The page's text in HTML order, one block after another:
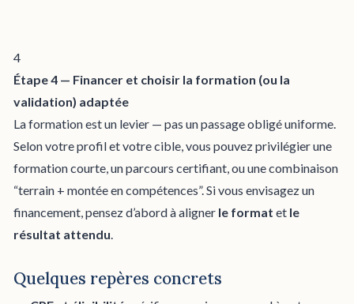
4
Étape 4 — Financer et choisir la formation (ou la
validation) adaptée
La formation est un levier — pas un passage obligé uniforme.
Selon votre profil et votre cible, vous pouvez privilégier une
formation courte, un parcours certifiant, ou une combinaison
“terrain + montée en compétences”. Si vous envisagez un
financement, pensez d’abord à aligner le format et le
résultat attendu.
Quelques repères concrets